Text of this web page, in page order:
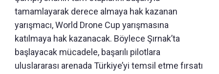
tamamlayarak derece almaya hak kazanan
yarışmacı, World Drone Cup yarışmasına
katılmaya hak kazanacak. Böylece Şırnak’ta
başlayacak mücadele, başarılı pilotlara
uluslararası arenada Türkiye’yi temsil etme fırsatı